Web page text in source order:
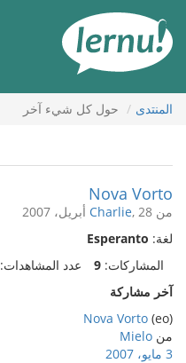
المحتويات
المنتدى حول كل شيء آخر
Nova Vorto
من Charlie, 28 أبريل، 2007
لغة: Esperanto
المشاركات: 9 عدد المشاهدات:
آخر مشاركة
(eo)
Nova Vorto
من Mielo
3 مايو، 2007